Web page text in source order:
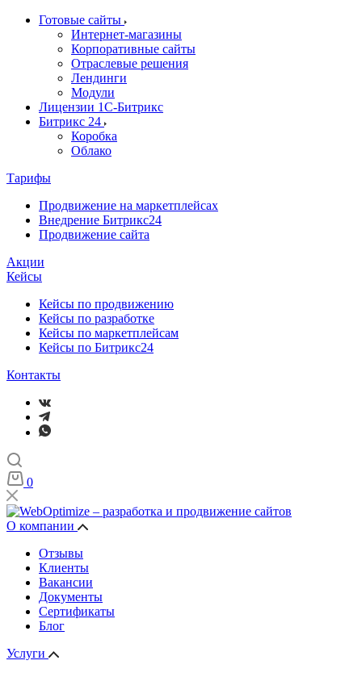
Готовые сайты
Интернет-магазины
Корпоративные сайты
Отраслевые решения
Лендинги
Модули
Лицензии 1С-Битрикс
Битрикс 24
Коробка
Облако
Тарифы
Продвижение на маркетплейсах
Внедрение Битрикс24
Продвижение сайта
Акции
Кейсы
Кейсы по продвижению
Кейсы по разработке
Кейсы по маркетплейсам
Кейсы по Битрикс24
Контакты
0
О компании
Отзывы
Клиенты
Вакансии
Документы
Сертификаты
Блог
Услуги